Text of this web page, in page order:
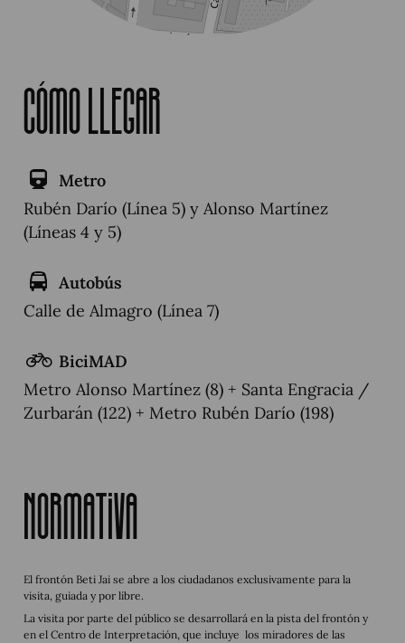
Cómo llegar
Metro
Rubén Darío (Línea 5) y Alonso Martínez
(Líneas 4 y 5)
Autobús
Calle de Almagro (Línea 7)
BiciMAD
Metro Alonso Martínez (8) + Santa Engracia /
Zurbarán (122) + Metro Rubén Darío (198)
Normativa
El frontón Beti Jai se abre a los ciudadanos exclusivamente para la
visita, guiada y por libre.
La visita por parte del público se desarrollará en la pista del frontón y
en el Centro de Interpretación, que incluye los miradores de las